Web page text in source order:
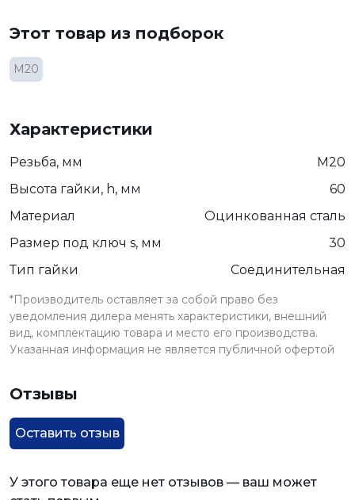
Этот товар из подборок
М20
Характеристики
Резьба, мм
М20
Высота гайки, h, мм
60
Материал
Оцинкованная сталь
Размер под ключ s, мм
30
Тип гайки
Соединительная
*Производитель оставляет за собой право без
уведомления дилера менять характеристики, внешний
вид, комплектацию товара и место его производства.
Указанная информация не является публичной офертой
Отзывы
Оставить отзыв
У этого товара еще нет отзывов — ваш может